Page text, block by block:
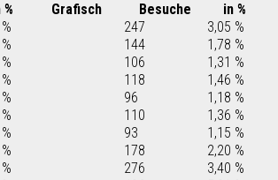
Grafisch Besuche in %
247
3,05 %
144
1,78 %
106
1,31 %
118
1,46 %
96
1,18 %
110
1,36 %
93
1,15 %
178
2,20 %
276
3,40 %